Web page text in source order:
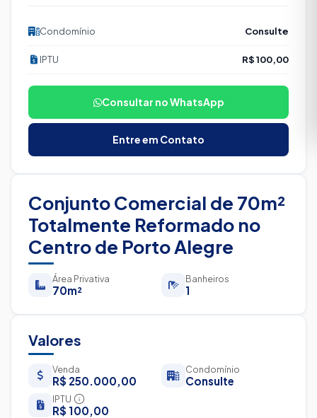
Condomínio Consulte
IPTU R$ 100,00
Consultar no WhatsApp
Entre em Contato
Conjunto Comercial de 70m²
Totalmente Reformado no
Centro de Porto Alegre
Área Privativa
70m²
Banheiros
1
Valores
Venda
R$ 250.000,00
Condomínio
Consulte
IPTU
R$ 100,00